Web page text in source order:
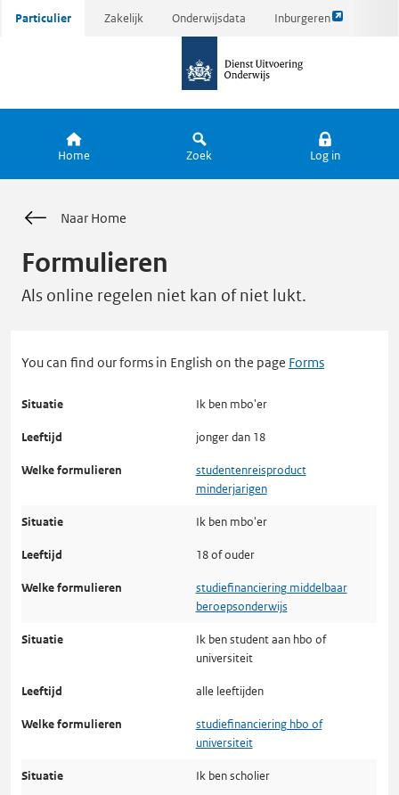
Ga
Particulier Zakelijk Onderwijsdata Inburgeren
Link
pagina
de
Home Zoek Log in
Naar Home
Formulieren
Als online regelen niet kan of niet lukt.
You can find our forms in English on the page Forms
Ik ben mbo'er
jonger dan 18
studentenreisproduct
minderjarigen
Ik ben mbo'er
18 of ouder
studiefinanciering middelbaar
beroepsonderwijs
Ik ben student aan hbo of
universiteit
alle leeftijden
studiefinanciering hbo of
universiteit
Ik ben scholier